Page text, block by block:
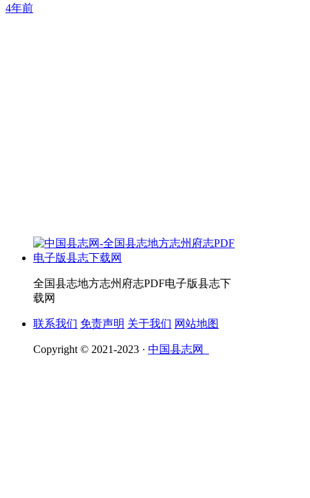
4年前
全国县志地方志州府志PDF电子版县志下
载网
联系我们 免责声明 关于我们 网站地图
Copyright © 2021-2023 · 中国县志网